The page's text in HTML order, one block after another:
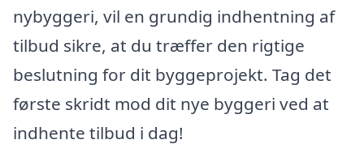
nybyggeri, vil en grundig indhentning af
tilbud sikre, at du træffer den rigtige
beslutning for dit byggeprojekt. Tag det
første skridt mod dit nye byggeri ved at
indhente tilbud i dag!